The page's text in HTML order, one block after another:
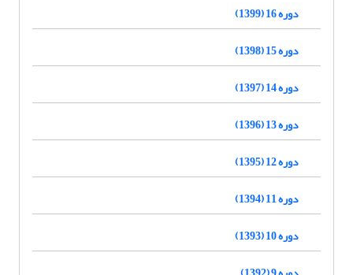
دوره 16 (1399)
دوره 15 (1398)
دوره 14 (1397)
دوره 13 (1396)
دوره 12 (1395)
دوره 11 (1394)
دوره 10 (1393)